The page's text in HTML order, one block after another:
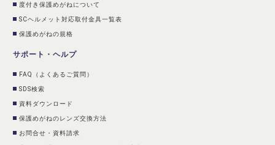
度付き保護めがねについて
SCヘルメット対応取付金具一覧表
保護めがねの規格
サポート・ヘルプ
FAQ（よくあるご質問）
SDS検索
資料ダウンロード
保護めがねのレンズ交換方法
お問合せ・資料請求